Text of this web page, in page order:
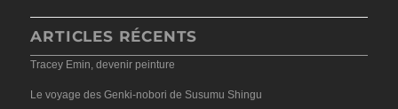
ARTICLES RÉCENTS
Tracey Emin, devenir peinture
Le voyage des Genki-nobori de Susumu Shingu